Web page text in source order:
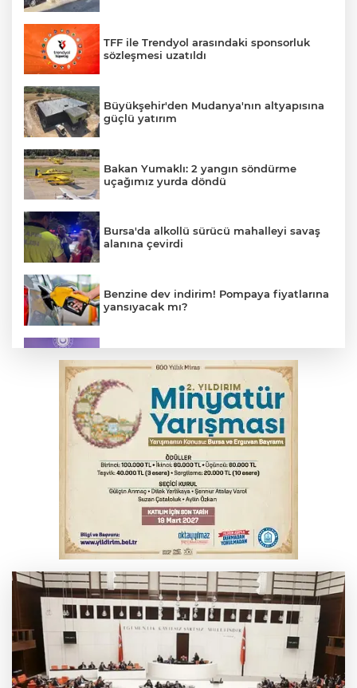
TFF ile Trendyol arasındaki sponsorluk
sözleşmesi uzatıldı
Büyükşehir'den Mudanya'nın altyapısına
güçlü yatırım
Bakan Yumaklı: 2 yangın söndürme
uçağımız yurda döndü
Bursa'da alkollü sürücü mahalleyi savaş
alanına çevirdi
Benzine dev indirim! Pompaya fiyatlarına
yansıyacak mı?
milletimize hayırlı olsun
Serbest piyasada döviz fiyatları
Osmangazi’de kaldırım işgaline geçit yok
Serbest piyasada altın fiyatları...